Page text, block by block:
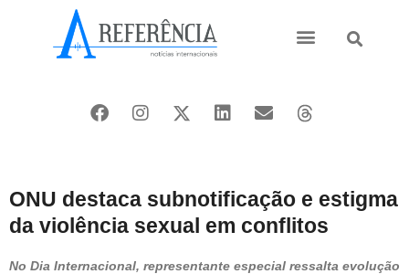
ONU destaca subnotificação e estigma
da violência sexual em conflitos
No Dia Internacional, representante especial ressalta evolução